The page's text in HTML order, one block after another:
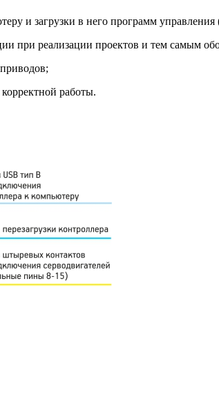
и загрузки в него программ управления
при реализации проектов и тем самым
работы.